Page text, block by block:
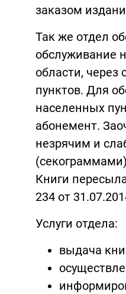
заказом
Так же отдел
обслуживание
области, через
пунктов. Для
населенных
абонемент.
незрячим и
Книги
234 от
Услуги отдела:
выдача